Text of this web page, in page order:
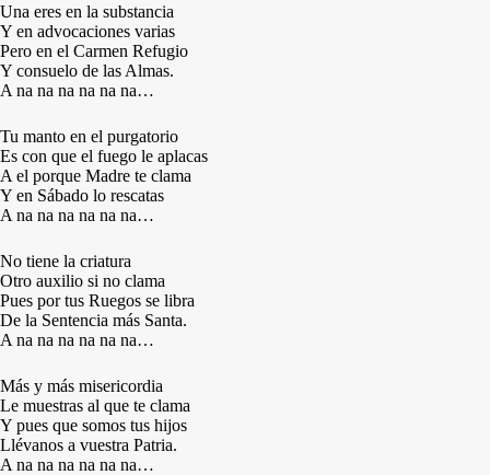
Una eres en la substancia
Y en advocaciones varias
Pero en el Carmen Refugio
Y consuelo de las Almas.
A na na na na na na…
Tu manto en el purgatorio
Es con que el fuego le aplacas
A el porque Madre te clama
Y en Sábado lo rescatas
A na na na na na na…
No tiene la criatura
Otro auxilio si no clama
Pues por tus Ruegos se libra
De la Sentencia más Santa.
A na na na na na na…
Más y más misericordia
Le muestras al que te clama
Y pues que somos tus hijos
Llévanos a vuestra Patria.
A na na na na na na…